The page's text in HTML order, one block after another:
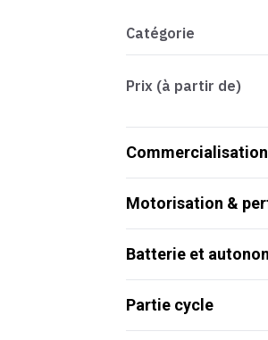
Catégorie
Prix (à partir de)
Commercialisation
Motorisation &
Batterie et
Partie cycle